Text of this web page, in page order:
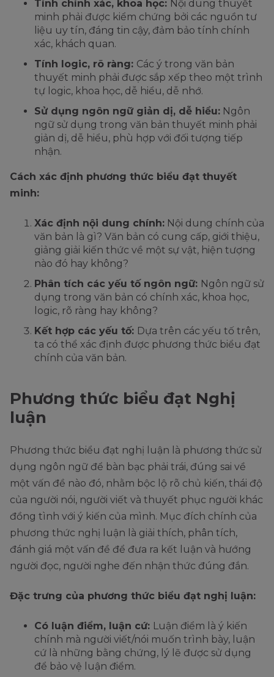
Tính chính xác, khoa học: Nội dung thuyết
minh phải được kiểm chứng bởi các nguồn tư
liệu uy tín, đáng tin cậy, đảm bảo tính chính
xác, khách quan.
Tính logic, rõ ràng: Các ý trong văn bản
thuyết minh phải được sắp xếp theo một trình
tự logic, khoa học, dễ hiểu, dễ nhớ.
Sử dụng ngôn ngữ giản dị, dễ hiểu: Ngôn
ngữ sử dụng trong văn bản thuyết minh phải
giản dị, dễ hiểu, phù hợp với đối tượng tiếp
nhận.
Cách xác định phương thức biểu đạt thuyết
minh:
Xác định nội dung chính: Nội dung chính của
văn bản là gì? Văn bản có cung cấp, giới thiệu,
giảng giải kiến thức về một sự vật, hiện tượng
nào đó hay không?
Phân tích các yếu tố ngôn ngữ: Ngôn ngữ sử
dụng trong văn bản có chính xác, khoa học,
logic, rõ ràng hay không?
Kết hợp các yếu tố: Dựa trên các yếu tố trên,
ta có thể xác định được phương thức biểu đạt
chính của văn bản.
Phương thức biểu đạt Nghị
luận
Phương thức biểu đạt nghị luận là phương thức sử
dụng ngôn ngữ để bàn bạc phải trái, đúng sai về
một vấn đề nào đó, nhằm bộc lộ rõ chủ kiến, thái độ
của người nói, người viết và thuyết phục người khác
đồng tình với ý kiến của mình. Mục đích chính của
phương thức nghị luận là giải thích, phân tích,
đánh giá một vấn đề để đưa ra kết luận và hướng
người đọc, người nghe đến nhận thức đúng đắn.
Đặc trưng của phương thức biểu đạt nghị luận:
Có luận điểm, luận cứ: Luận điểm là ý kiến
chính mà người viết/nói muốn trình bày, luận
cứ là những bằng chứng, lý lẽ được sử dụng
để bảo vệ luận điểm.